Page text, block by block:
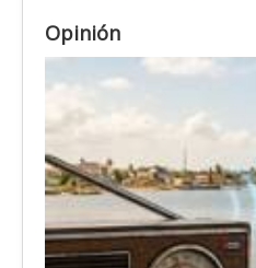
Opinión